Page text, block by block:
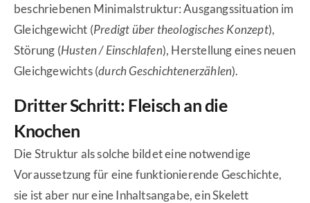
beschriebenen Minimalstruktur: Ausgangssituation im
Gleichgewicht (Predigt über theologisches Konzept),
Störung (Husten / Einschlafen), Herstellung eines neuen
Gleichgewichts (durch Geschichtenerzählen).
Dritter Schritt: Fleisch an die
Knochen
Die Struktur als solche bildet eine notwendige
Voraussetzung für eine funktionierende Geschichte,
sie ist aber nur eine Inhaltsangabe, ein Skelett